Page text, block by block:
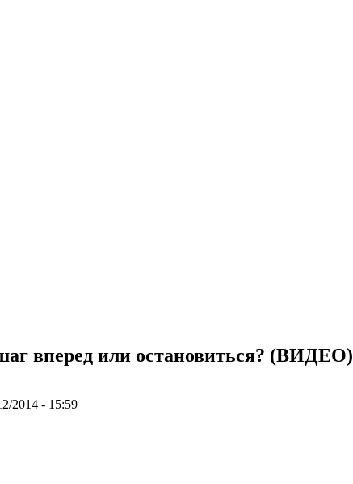
вперед или остановиться? (ВИДЕО)
2014 - 15:59